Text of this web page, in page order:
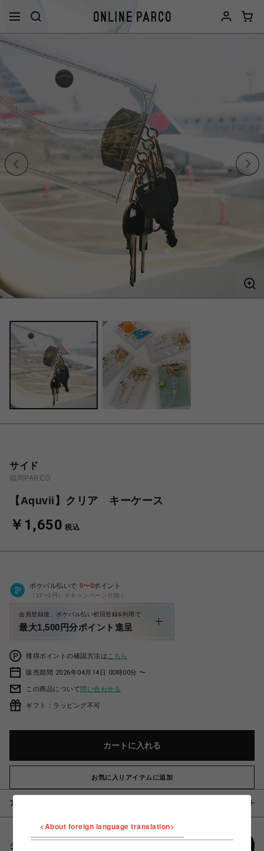
サイド
福岡PARCO
【Aquvii】クリア キーケース
￥1,650 税込
ポケパル払いで 0〜0ポイント
（1P=1円）※キャンペーン分除く
会員登録後、ポケパル払い初回登録&利用で
最大1,500円分ポイント進呈
獲得ポイントの確認方法は こちら
販売期間 2026年04月14日 00時00分 〜
この商品について問い合わせる
ギフト：ラッピング不可
カートに入れる
お気に入りアイテムに追加
アイテム説明 / 素材
シェアする
<About foreign language translation>